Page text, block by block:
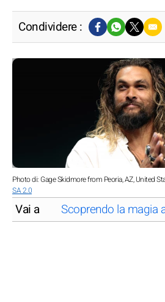
Condividere :
Photo di: Gage Skidmore from Peoria, AZ, United
SA 2.0
Vai a Scoprendo la magia